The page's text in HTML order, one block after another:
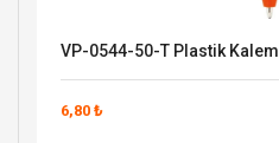
VP-0544-50-T Plastik Kalem
6,80 ₺